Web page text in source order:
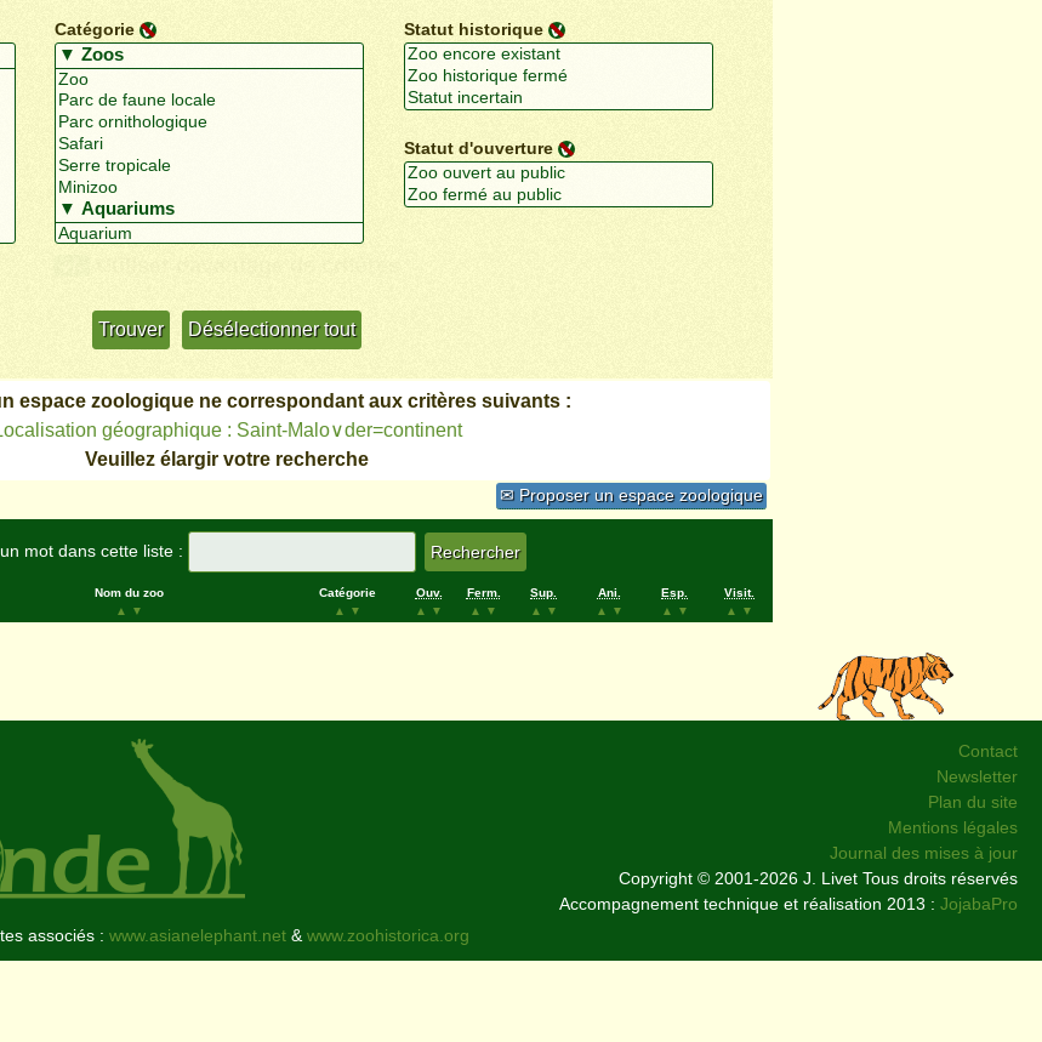
Catégorie Statut historique
Statut d'ouverture
espace zoologique ne correspondant aux critères suivants :
géographique : Saint-Malo∨der=continent
Veuillez élargir votre recherche
✉ Proposer un espace zoologique
mot dans cette liste :
Nom du zoo
▲
▼
Catégorie
▲
▼
Ouv.
▲
▼
Ferm.
▲
▼
Sup.
▲
▼
Ani.
▲
▼
Esp.
▲
▼
Visit.
▲
▼
Contact
Newsletter
Plan du site
Mentions légales
Journal des mises à jour
Copyright © 2001-2026 J. Livet Tous droits réservés
Accompagnement technique et réalisation 2013 : JojabaPro
associés : www.asianelephant.net&www.zoohistorica.org